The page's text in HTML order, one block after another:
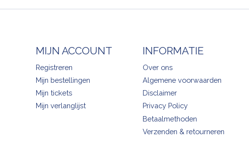
MIJN ACCOUNT
Registreren
Mijn bestellingen
Mijn tickets
Mijn verlanglijst
INFORMATIE
Over ons
Algemene voorwaarden
Disclaimer
Privacy Policy
Betaalmethoden
Verzenden & retourneren